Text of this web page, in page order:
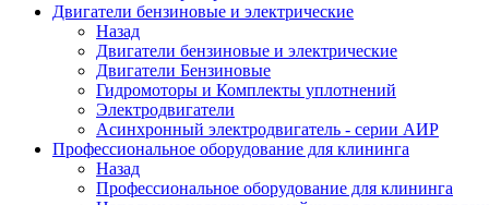
Двигатели бензиновые и электрические
Назад
Двигатели бензиновые и электрические
Двигатели Бензиновые
Гидромоторы и Комплекты уплотнений
Электродвигатели
Асинхронный электродвигатель - серии АИР
Профессиональное оборудование для клининга
Назад
Профессиональное оборудование для клининга